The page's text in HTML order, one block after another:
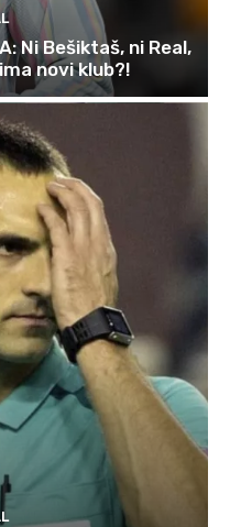
Ni Bešiktaš, ni Real,
novi klub?!